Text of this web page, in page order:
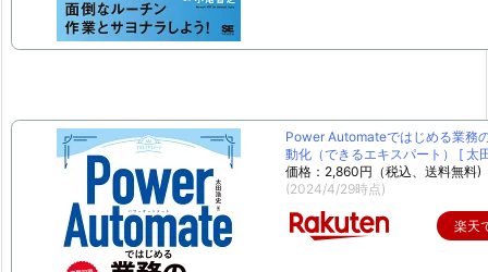
Power Automateではじめる業務
動化（できるエキスパート） [ 太
価格：2,860円（税込、送料無料)
(2024/4/29時点)
楽天